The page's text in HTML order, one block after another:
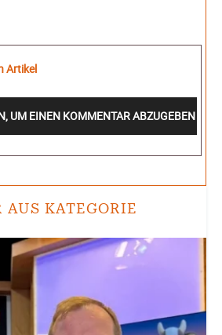
AUS KATEGORIE
Artikel
UM EINEN KOMMENTAR ABZUGEBEN